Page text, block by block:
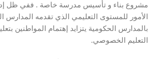
مشروع بناء و تأسيس مدرسة خاصة . ففي ظل
الأمور للمستوى التعليمي الذي تقدمه المدارس
بالمدارس الحكومية يتزايد إهتمام المواطنين
التعليم الخصوصي.